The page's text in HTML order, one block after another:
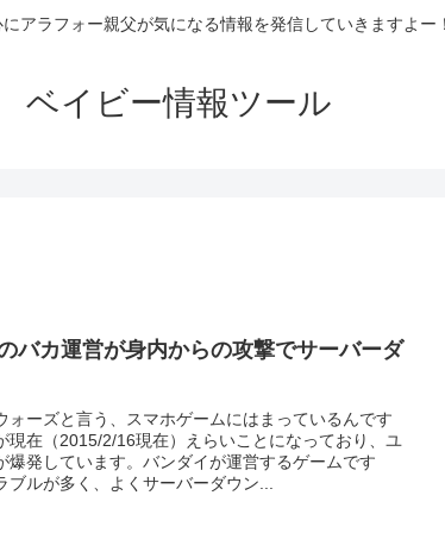
アラフォー親父が気になる情報を発信していきますよー
ベイビー情報ツール
バカ運営が身内からの攻撃でサーバーダ
ォーズと言う、スマホゲームにはまっているんです
現在（2015/2/16現在）えらいことになっており、ユ
爆発しています。バンダイが運営するゲームです
ブルが多く、よくサーバーダウン...